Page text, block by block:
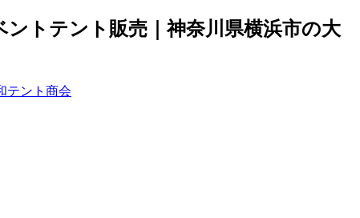
トテント販売｜神奈川県横浜市の大